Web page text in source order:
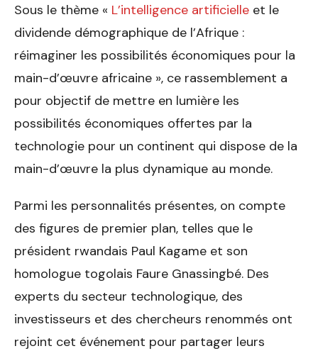
Sous le thème « L’intelligence artificielle et le
dividende démographique de l’Afrique :
réimaginer les possibilités économiques pour la
main-d’œuvre africaine », ce rassemblement a
pour objectif de mettre en lumière les
possibilités économiques offertes par la
technologie pour un continent qui dispose de la
main-d’œuvre la plus dynamique au monde.
Parmi les personnalités présentes, on compte
des figures de premier plan, telles que le
président rwandais Paul Kagame et son
homologue togolais Faure Gnassingbé. Des
experts du secteur technologique, des
investisseurs et des chercheurs renommés ont
rejoint cet événement pour partager leurs